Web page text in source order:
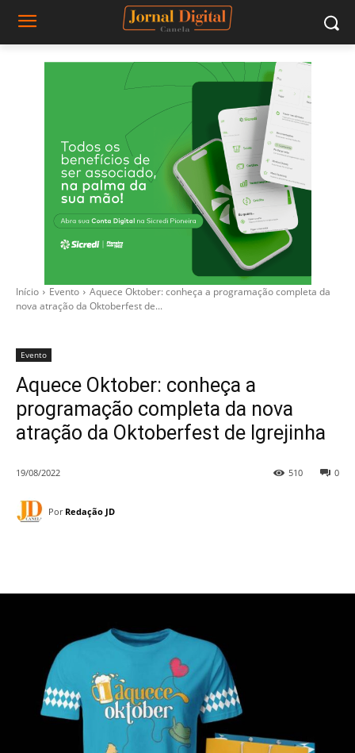
Início Evento
Aquece Oktober: conheça a programação completa da
nova atração da Oktoberfest de...
Evento
Aquece Oktober: conheça a
programação completa da nova
atração da Oktoberfest de Igrejinha
19/08/2022 0
510
Por Redação JD